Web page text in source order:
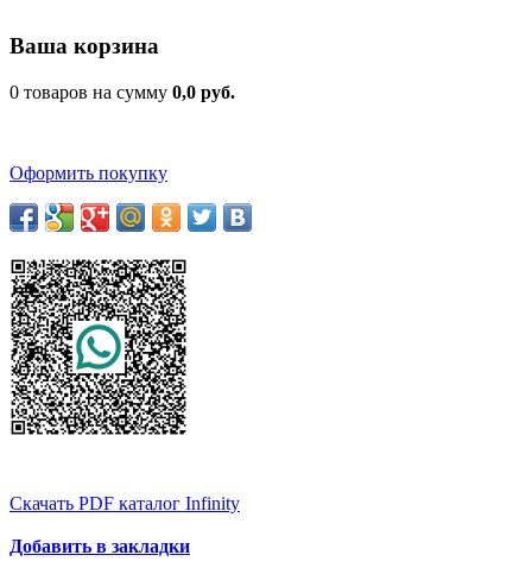
Ваша корзина
0 товаров на сумму 0,0 руб.
Оформить покупку
Скачать PDF каталог Infinity
Добавить в закладки